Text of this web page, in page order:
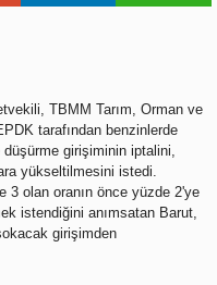
TBMM Tarım, Orman ve
tarafından benzinlerde
düşürme girişiminin iptalini,
yükseltilmesini istedi.
3 olan oranın önce yüzde 2'ye
istendiğini anımsatan Barut,
girişimden